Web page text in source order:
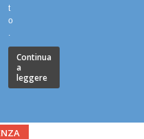
t
o
.
Continua
a
leggere